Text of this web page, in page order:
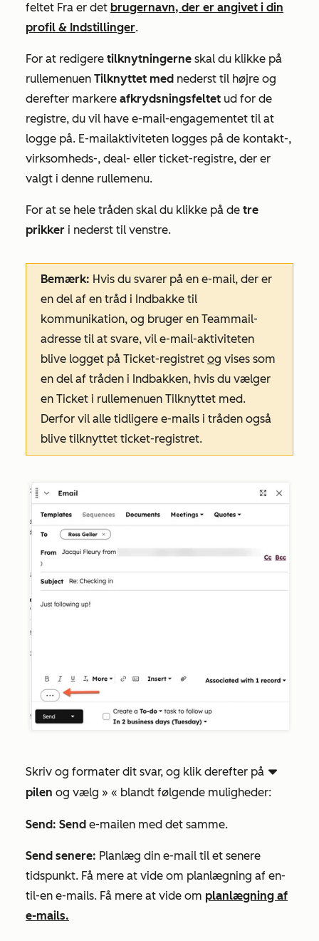
feltet Fra er det brugernavn, der er angivet i din
profil & Indstillinger.
For at redigere tilknytningerne skal du klikke på
rullemenuen Tilknyttet med nederst til højre og
derefter markere afkrydsningsfeltet ud for de
registre, du vil have e-mail-engagementet til at
logge på. E-mailaktiviteten logges på de kontakt-,
virksomheds-, deal- eller ticket-registre, der er
valgt i denne rullemenu.
For at se hele tråden skal du klikke på de tre
prikker i nederst til venstre.
Bemærk: Hvis du svarer på en e-mail, der er
en del af en tråd i Indbakke til
kommunikation, og bruger en Teammail-
adresse til at svare, vil e-mail-aktiviteten
blive logget på Ticket-registret og vises som
en del af tråden i Indbakken, hvis du vælger
en Ticket i rullemenuen Tilknyttet med.
Derfor vil alle tidligere e-mails i tråden også
blive tilknyttet ticket-registret.
Skriv og formater dit svar, og klik derefter på downCarat
pilen og vælg » « blandt følgende muligheder:
Send: Send e-mailen med det samme.
Send senere: Planlæg din e-mail til et senere
tidspunkt. Få mere at vide om planlægning af en-
til-en e-mails. Få mere at vide om planlægning af
e-mails.